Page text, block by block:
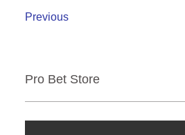
Previous
Pro Bet Store